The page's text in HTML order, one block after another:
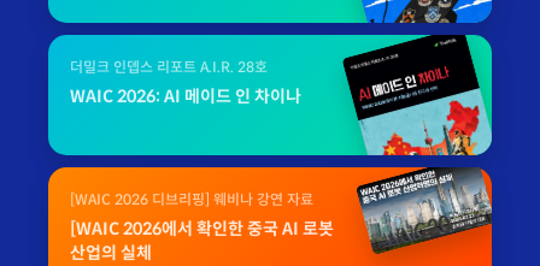
더밀크 인뎁스 리포트 A.I.R. 28호
WAIC 2026: AI 메이드 인 차이나
[WAIC 2026 디브리핑] 웨비나 강연 자료
[WAIC 2026에서 확인한 중국 AI 로봇
산업의 실체